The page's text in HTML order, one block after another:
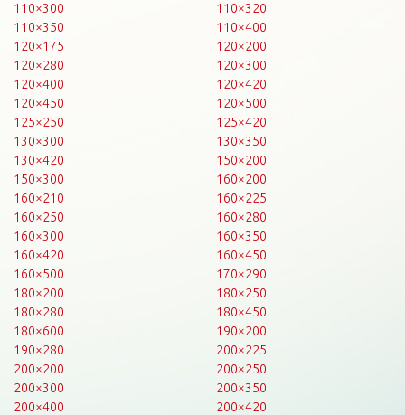
110×300
110×320
110×350
110×400
120×175
120×200
120×280
120×300
120×400
120×420
120×450
120×500
125×250
125×420
130×300
130×350
130×420
150×200
150×300
160×200
160×210
160×225
160×250
160×280
160×300
160×350
160×420
160×450
160×500
170×290
180×200
180×250
180×280
180×450
180×600
190×200
190×280
200×225
200×200
200×250
200×300
200×350
200×400
200×420